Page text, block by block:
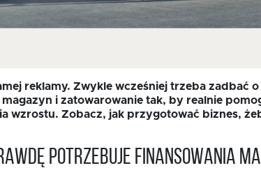
reklamy. Zwykle wcześniej trzeba zadbać
i zatowarowanie tak, by realnie
wzrostu. Zobacz, jak przygotować biznes,
potrzebuje finansowania